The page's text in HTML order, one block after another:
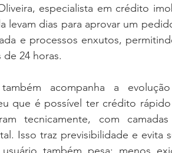
especialista em crédito
levam dias para aprovar um
e processos enxutos,
24 horas.
acompanha a
que é possível ter crédito
tecnicamente, com
Isso traz previsibilidade e evita